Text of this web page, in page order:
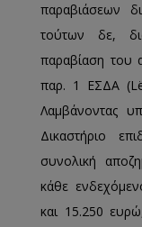
παραβιάσεων
τούτων δε,
παραβίαση
παρ. 1 ΕΣΔΑ
Λαμβάνοντας
Δικαστήριο
συνολική
κάθε
και 15.250